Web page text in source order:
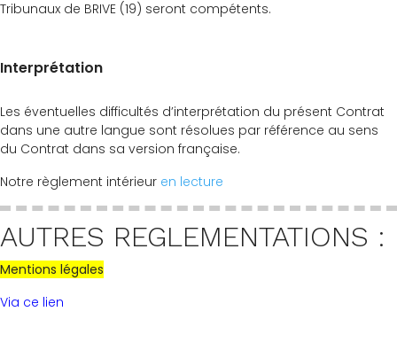
Tribunaux de BRIVE (19) seront compétents.
Interprétation
Les éventuelles difficultés d’interprétation du présent Contrat
dans une autre langue sont résolues par référence au sens
du Contrat dans sa version française.
Notre règlement intérieur en lecture
AUTRES REGLEMENTATIONS :
Mentions légales
Via ce lien